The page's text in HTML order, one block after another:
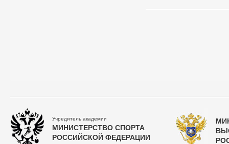
Учредитель академии
МИНИСТЕРСТВО СПОРТА
РОССИЙСКОЙ ФЕДЕРАЦИИ